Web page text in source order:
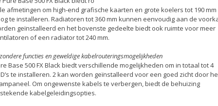
afmetingen om high-end grafische kaarten en grote koelers tot 190 mm
te installeren. Radiatoren tot 360 mm kunnen eenvoudig aan de
geïnstalleerd en het bovenste gedeelte biedt ook ruimte voor meer
of een radiator tot 240 mm.
functies en geweldige kabelrouteringsmogelijkheden
Base 500 FX Black biedt verschillende mogelijkheden om in totaal tot 4
te installeren. 2 kan worden geïnstalleerd voor een goed zicht door
Om ongewenste kabels te verbergen, biedt de behuizing
kabelgeleidingsopties.